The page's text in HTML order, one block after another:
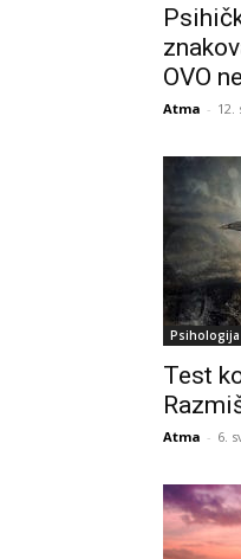
OVO
Atma - 12.
Psihologija
Test
Atma - 6.